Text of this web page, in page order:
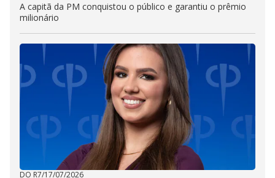
A capitã da PM conquistou o público e garantiu o prêmio
milionário
DO R7/17/07/2026